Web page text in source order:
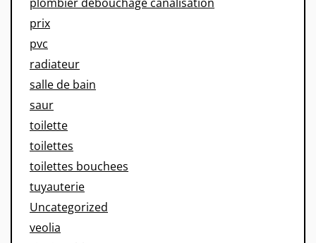
prix
pvc
radiateur
salle de bain
saur
toilette
toilettes
toilettes bouchees
tuyauterie
Uncategorized
veolia